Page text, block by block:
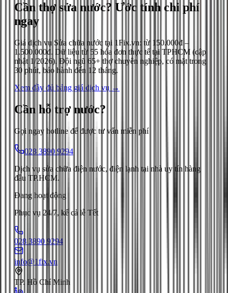
Cần thợ sửa nước? Ước tính chi phí
ngay
Giá dịch vụ Sửa chữa nước tại 1Fix.vn: từ 150.000đ –
1.500.000đ. Dữ liệu từ 55 hóa đơn thực tế tại TPHCM (cập
nhật 1/2026). Đội ngũ 65+ thợ chuyên nghiệp, có mặt trong
30 phút, bảo hành đến 12 tháng.
Xem đầy đủ bảng giá dịch vụ →
Cần hỗ trợ nước?
Gọi ngay hotline để được tư vấn miễn phí
028 3890 9294
Dịch vụ sửa chữa điện nước, điện lạnh tại nhà uy tín hàng
đầu TP.HCM.
Đang hoạt động
Phục vụ 24/7, kể cả lễ Tết
028 3890 9294
info@1fix.vn
TP. Hồ Chí Minh